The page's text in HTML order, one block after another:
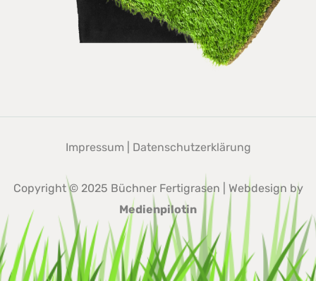
Impressum Datenschutzerklärung
Copyright © 2025 Büchner Fertigrasen | Webdesign by
Medienpilotin